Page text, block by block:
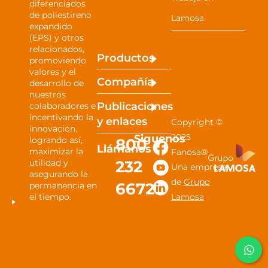
diferenciados
de poliestireno
expandido
(EPS) y otros
relacionados,
promoviendo
valores y el
desarrollo de
nuestros
colaboradores e
incentivando la
innovación,
logrando así,
maximizar la
utilidad y
asegurando la
permanencia en
el tiempo.
Productos
Compañía
Publicaciones
yenlaces
Llámanos
800
232
6672
Siguenos
Copyright ©
2025
Fanosa®
Una empresa
de Grupo
Lamosa
Lamosa